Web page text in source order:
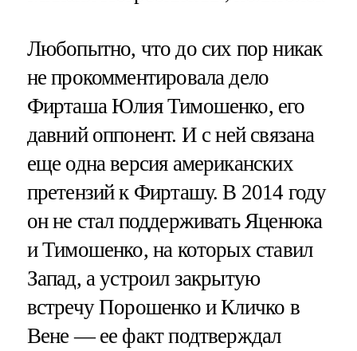
Любопытно, что до сих пор никак
не прокомментировала дело
Фирташа Юлия Тимошенко, его
давний оппонент. И с ней связана
еще одна версия американских
претензий к Фирташу. В 2014 году
он не стал поддерживать Яценюка
и Тимошенко, на которых ставил
Запад, а устроил закрытую
встречу Порошенко и Кличко в
Вене — ее факт подтверждал